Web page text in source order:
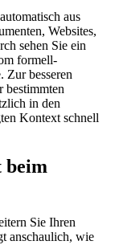
aus
Websites,
sehen Sie ein
formell-
Zur besseren
bestimmten
in den
Kontext schnell
beim
Sie Ihren
anschaulich, wie